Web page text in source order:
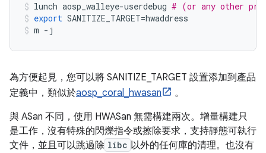
lunch aosp_walleye-userdebug # (or any other
export SANITIZE_TARGET=hwaddress
m - j
為方便起見，您可以將 SANITIZE_TARGET 設置添加到產品
定義中，類似於aosp_coral_hwasan
。
與 ASan 不同，使用 HWASan 無需構建兩次。增量構建只
是工作，沒有特殊的閃爍指令或擦除要求，支持靜態可執行
文件，並且可以跳過除 libc 以外的任何庫的清理。也沒有